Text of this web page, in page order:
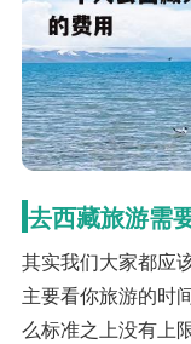
去西藏旅游需
其实我们大家都应
主要看你旅游的时
么标准之上没有上